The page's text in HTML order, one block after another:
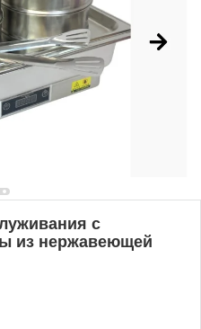
с
из нержавеющей